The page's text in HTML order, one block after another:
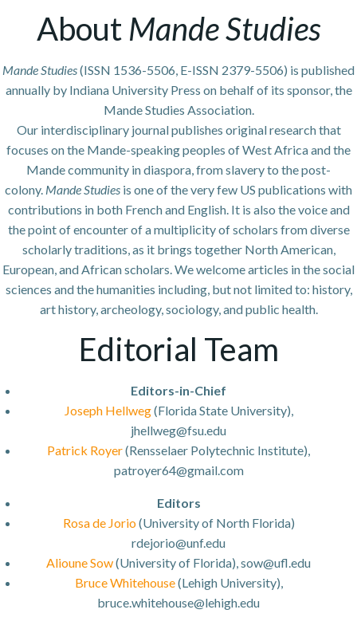
About Mande Studies
Mande Studies(ISSN 1536-5506, E-ISSN 2379-5506) is published
annually by Indiana University Press on behalf of its sponsor, the
Mande Studies Association.
Our interdisciplinary journal publishes original research that
focuses on the Mande-speaking peoples of West Africa and the
Mande community in diaspora, from slavery to the post-
colony. Mande Studies is one of the very few US publications with
contributions in both French and English. It is also the voice and
the point of encounter of a multiplicity of scholars from diverse
scholarly traditions, as it brings together North American,
European, and African scholars. We welcome articles in the social
sciences and the humanities including, but not limited to: history,
art history, archeology, sociology, and public health.
Editorial Team
Editors-in-Chief
Joseph Hellweg(Florida State University),
jhellweg@fsu.edu
Patrick Royer(Rensselaer Polytechnic Institute),
patroyer64@gmail.com
Editors
Rosa de Jorio(University of North Florida)
rdejorio@unf.edu
Alioune Sow(University of Florida), sow@ufl.edu
Bruce Whitehouse(Lehigh University),
bruce.whitehouse@lehigh.edu